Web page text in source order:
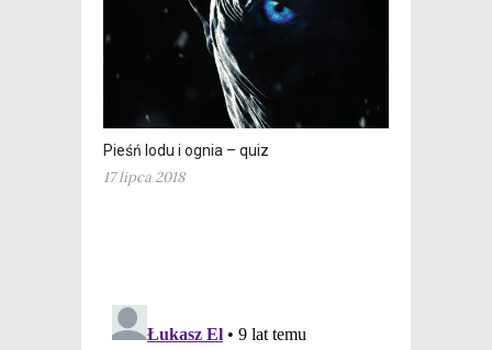
Pieśń lodu i ognia – quiz
17 lipca 2018